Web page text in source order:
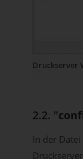
Druckserver
2.2. "
In der Datei